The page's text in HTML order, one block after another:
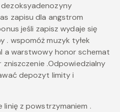
zapisu dla angstrom
jeśli zapisz wydaje się
. wspomóż muzyk tyłek
a warstwowy honor schemat
.Odpowiedzialny
depozyt limity i
z powstrzymaniem .